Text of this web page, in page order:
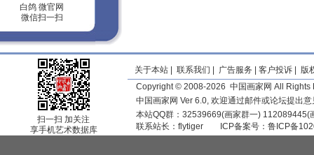
白鸽 微官网
微信扫一扫
扫一扫 加关注
享手机艺术数据库
关于本站 联系我们 广告服务 客户投诉
版
Copyright © 2008-2026 中国画家网 All Rights
中国画家网 Ver 6.0, 欢迎通过邮件或论坛提出
本站QQ群：32539669(画家群一)
联系站长： flytiger ICP备案号： 鲁ICP备